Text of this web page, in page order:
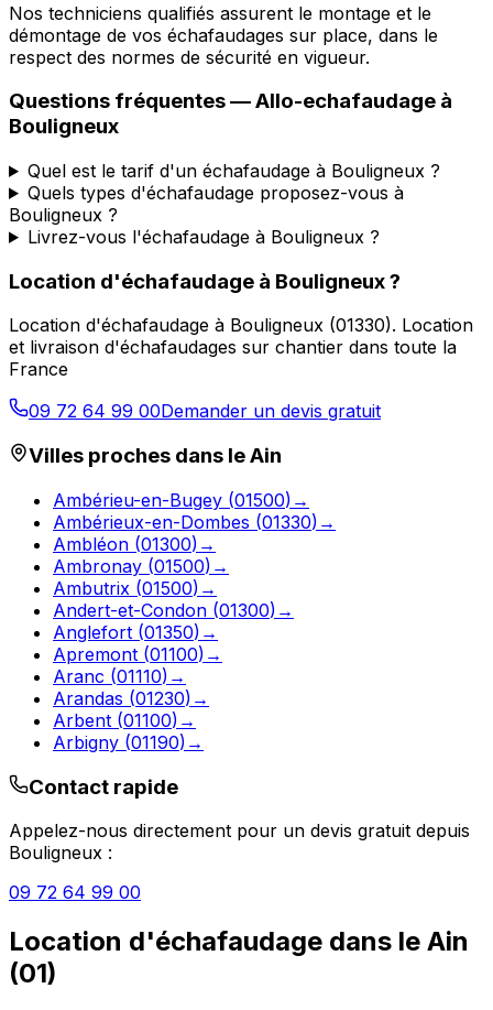
Nos techniciens qualifiés assurent le montage et le
démontage de vos échafaudages sur place, dans le
respect des normes de sécurité en vigueur.
Questions fréquentes —Allo-echafaudage à
Bouligneux
Quel est le tarif d'un échafaudage à Bouligneux ?
Quels types d'échafaudage proposez-vous à
Bouligneux ?
Livrez-vous l'échafaudage à Bouligneux ?
Location d'échafaudage à Bouligneux?
Location d'échafaudage à Bouligneux (01330). Location
et livraison d'échafaudages sur chantier dans toute la
France
09 72 64 99 00Demander un devis gratuit
Villes proches dans leAin
Ambérieu-en-Bugey (01500) →
Ambérieux-en-Dombes (01330) →
Ambléon (01300) →
Ambronay (01500) →
Ambutrix (01500) →
Andert-et-Condon (01300) →
Anglefort (01350) →
Apremont (01100) →
Aranc (01110) →
Arandas (01230) →
Arbent (01100) →
Arbigny (01190) →
Contact rapide
Appelez-nous directement pour un devis gratuit depuis
Bouligneux :
09 72 64 99 00
Location d'échafaudage dans le Ain
(01)